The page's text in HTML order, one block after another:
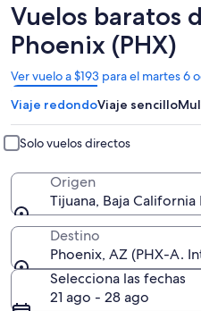
Vuelos baratos
Phoenix (PHX)
Ver vuelo a $193 para el martes 6
Se
abrirá
en
una
nueva
ventana
Viaje redondoViaje sencillo
Solo vuelos directos
Origen
Tijuana, Baja
Destino
Phoenix, AZ (PHX-A.
Selecciona las fechas
21 ago - 28 ago